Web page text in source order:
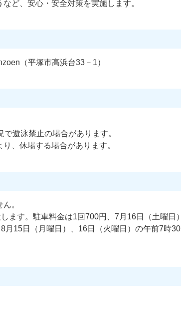
ど、安心・安全対策を実施します。
（平塚市高浜台33－1）
遊泳禁止の場合があります。
、休場する場合があります。
。
す。駐車料金は1回700円、7月16日（土曜日）
月15日（月曜日）、16日（火曜日）の午前7時30